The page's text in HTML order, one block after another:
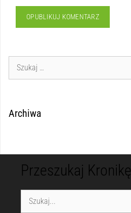
Archiwa
Przeszukaj Kronikę